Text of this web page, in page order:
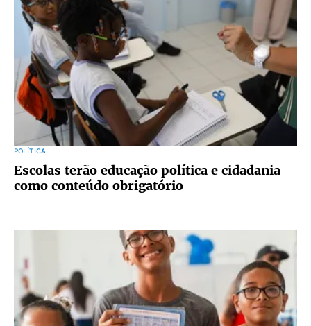
POLÍTICA
Escolas terão educação política e cidadania
como conteúdo obrigatório